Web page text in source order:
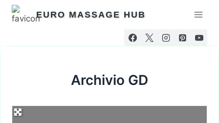
Salta
EURO MASSAGE HUB
Archivio GD